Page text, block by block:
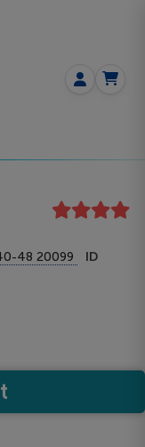
48 20099
ID